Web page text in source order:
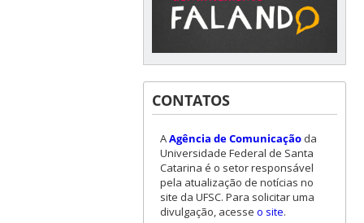
CONTATOS
AAgência de Comunicaçãoda
Universidade Federal de Santa
Catarina é o setor responsável
pela atualização de notícias no
site da UFSC. Para solicitar uma
divulgação, acesse o site.